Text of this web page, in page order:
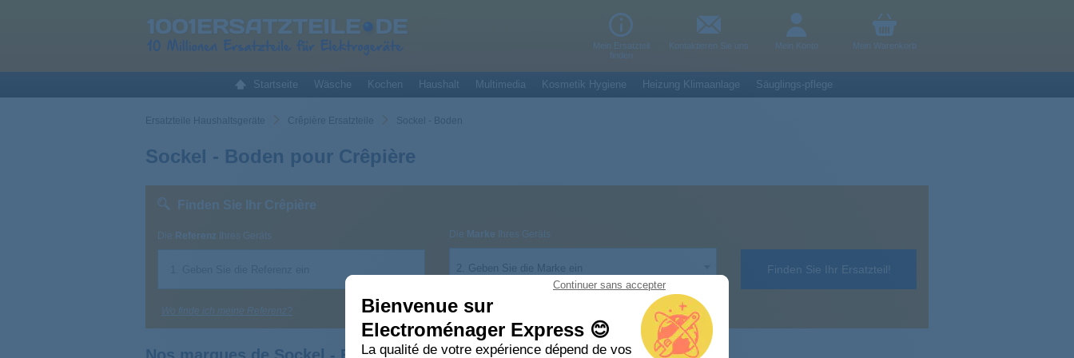
Continuer sans accepter
Bienvenue sur
Electroménager Express 😊
La qualité de votre expérience dépend de vos
Mein Ersatzteil
finden
Kontaktieren Sie uns Mein Konto Mein Warenkorb
Startseite Wäsche Kochen Haushalt Multimedia Kosmetik Hygiene Heizung Klimaanlage Säuglings-pflege
Ersatzteile Haushaltsgeräte Crêpière Ersatzteile Sockel - Boden
Sockel - Boden pour Crêpière
Finden Sie Ihr Crêpière
Die Referenz Ihres Geräts Die Marke Ihres Geräts
2. Geben Sie die Marke ein Finden Sie Ihr Ersatzteil!
Wo finde ich meine Referenz?